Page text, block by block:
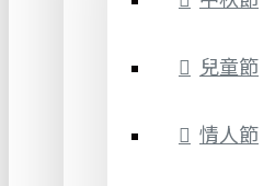
兒童節
情人節